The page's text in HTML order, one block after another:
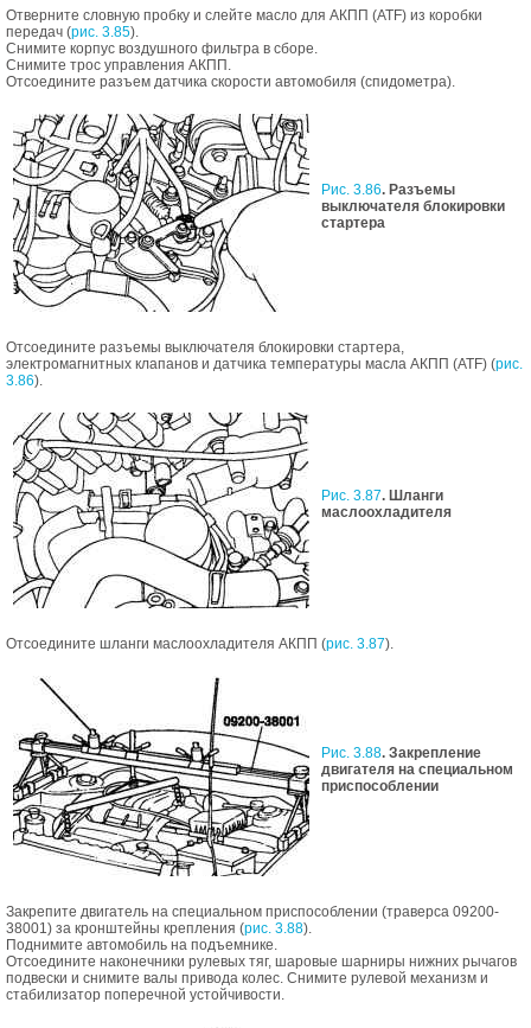
Отверните словную пробку и слейте масло для АКПП (ATF) из коробки
передач (рис. 3.85).
Снимите корпус воздушного фильтра в сборе.
Снимите трос управления АКПП.
Отсоедините разъем датчика скорости автомобиля (спидометра).
Рис. 3.86. Разъемы
выключателя блокировки
стартера
Отсоедините разъемы выключателя блокировки стартера,
электромагнитных клапанов и датчика температуры масла АКПП (ATF) (рис.
3.86).
Рис. 3.87. Шланги
маслоохладителя
Отсоедините шланги маслоохладителя АКПП (рис. 3.87).
Рис. 3.88. Закрепление
двигателя на специальном
приспособлении
Закрепите двигатель на специальном приспособлении (траверса 09200-
38001) за кронштейны крепления (рис. 3.88).
Поднимите автомобиль на подъемнике.
Отсоедините наконечники рулевых тяг, шаровые шарниры нижних рычагов
подвески и снимите валы привода колес. Снимите рулевой механизм и
стабилизатор поперечной устойчивости.